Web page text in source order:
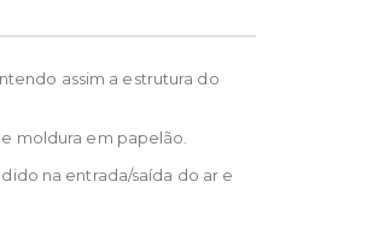
assim a estrutura do
moldura em papelão.
na entrada/saída do ar e